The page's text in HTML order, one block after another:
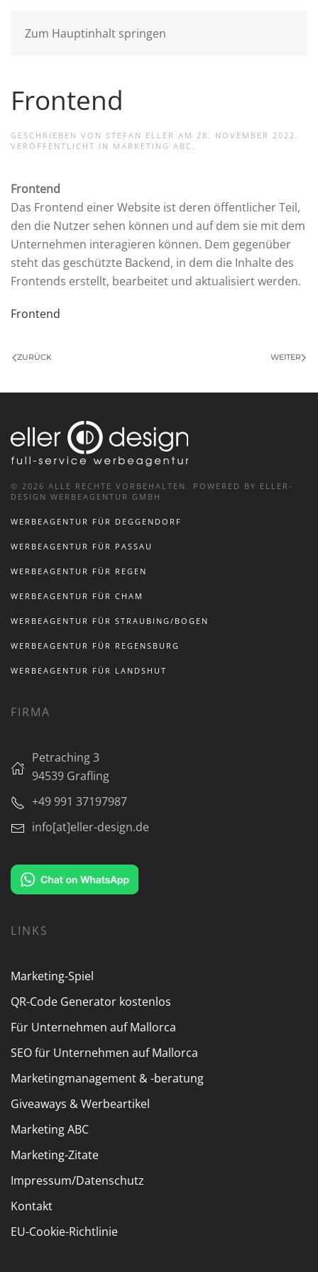
Zum Hauptinhalt springen
Frontend
GESCHRIEBEN VON STEFAN ELLER AM 28. NOVEMBER 2022 .
VERÖFFENTLICHT IN MARKETING ABC .
Frontend
Das Frontend einer Website ist deren öffentlicher Teil,
den die Nutzer sehen können und auf dem sie mit dem
Unternehmen interagieren können. Dem gegenüber
steht das geschützte Backend, in dem die Inhalte des
Frontends erstellt, bearbeitet und aktualisiert werden.
Frontend
ZURÜCK WEITER
© 2026 ALLE RECHTE VORBEHALTEN. POWERED BY ELLER-
DESIGN WERBEAGENTUR GMBH
WERBEAGENTUR FÜR DEGGENDORF
WERBEAGENTUR FÜR PASSAU
WERBEAGENTUR FÜR REGEN
WERBEAGENTUR FÜR CHAM
WERBEAGENTUR FÜR STRAUBING/BOGEN
WERBEAGENTUR FÜR REGENSBURG
WERBEAGENTUR FÜR LANDSHUT
FIRMA
Petraching 3
94539 Grafling
+49 991 37197987
info[at]eller-design.de
LINKS
Marketing-Spiel
QR-Code Generator kostenlos
Für Unternehmen auf Mallorca
SEO für Unternehmen auf Mallorca
Marketingmanagement & -beratung
Giveaways & Werbeartikel
Marketing ABC
Marketing-Zitate
Impressum/Datenschutz
Kontakt
EU-Cookie-Richtlinie